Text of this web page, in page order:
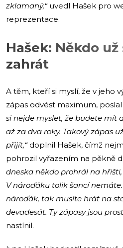
zklamaný,“ uvedl Hašek pro
reprezentace.
Hašek: Někdo
zahrát
A těm, kteří si myslí, že v jeho
zápas odvést maximum, poslal
si nejde myslet, že budete mít
až za dva roky. Takový zápas
přijít,“doplnil Hašek, čímž
pohrozil vyřazením na pěkně
dneska někdo prohrál na
V nároďáku tolik šancí
nároďák, tak musíte hrát na
devadesát. Ty zápasy jsou
nastínil.